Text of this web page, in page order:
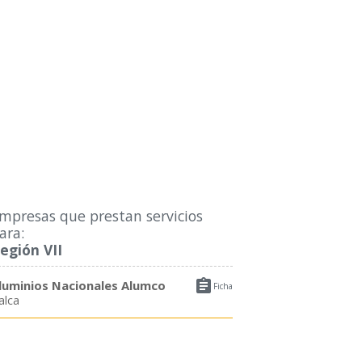
que prestan servicios
VII
 Ficha
Nacionales Alumco